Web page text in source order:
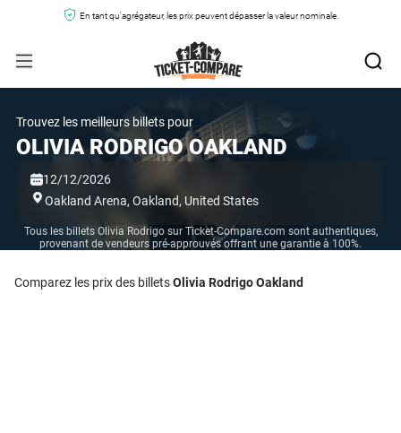
En tant qu'agrégateur, les prix peuvent dépasser la valeur nominale.
Trouvez les meilleurs billets pour
OLIVIA RODRIGO OAKLAND
12/12/2026
Oakland Arena, Oakland, United States
Tous les billets Olivia Rodrigo sur Ticket-Compare.com sont authentiques,
provenant de vendeurs pré-approuvés offrant une garantie à 100%.
Comparez les prix des billetsOlivia Rodrigo Oakland